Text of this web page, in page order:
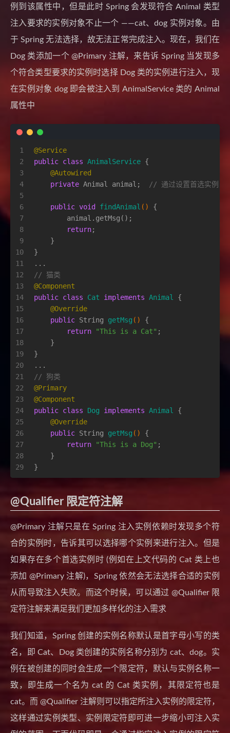
例到该属性中，但是此时 Spring 会发现符合 Animal 类型
注入要求的实例对象不止一个 ——cat、dog 实例对象。由
于 Spring 无法选择，故无法正常完成注入。现在，我们在
Dog 类添加一个 @Primary 注解，来告诉 Spring 当发现多
个符合类型要求的实例时选择 Dog 类的实例进行注入，现
在实例对象 dog 即会被注入到 AnimalService 类的 Animal
属性中
1
2
3
4
5
6
7
8
9
10
11
12
13
14
15
16
17
18
19
20
21
22
23
24
25
26
27
28
29
@Service
public class AnimalService {
@Autowired
private Animal animal; // 通过设置首选实例，
public void findAnimal ()
{
        animal.getMsg();
return;
    }
}
...
// 猫类
@Component
public class Cat implements Animal {
@Override
public String getMsg ()
{
return
"This is a Cat" ;
    }
}
...
// 狗类
@Primary
@Component
public class Dog implements Animal {
@Override
public String getMsg ()
{
return
"This is a Dog" ;
    }
}
@Qualifier 限定符注解
@Primary 注解只是在 Spring 注入实例依赖时发现多个符
合的实例时，告诉其可以选择哪个实例来进行注入。但是
如果存在多个首选实例时 (例如在上文代码的 Cat 类上也
添加 @Primary 注解)，Spring 依然会无法选择合适的实例
从而导致注入失败。而这个时候，可以通过 @Qualifier 限
定符注解来满足我们更加多样化的注入需求
我们知道，Spring 创建的实例名称默认是首字母小写的类
名，即 Cat、Dog 类创建的实例名称分别为 cat、dog。实
例在被创建的同时会生成一个限定符，默认与实例名称一
致，即生成一个名为 cat 的 Cat 类实例，其限定符也是
cat。而 @Qualifier 注解则可以指定所注入实例的限定符，
这样通过实例类型、实例限定符即可进一步缩小可注入实